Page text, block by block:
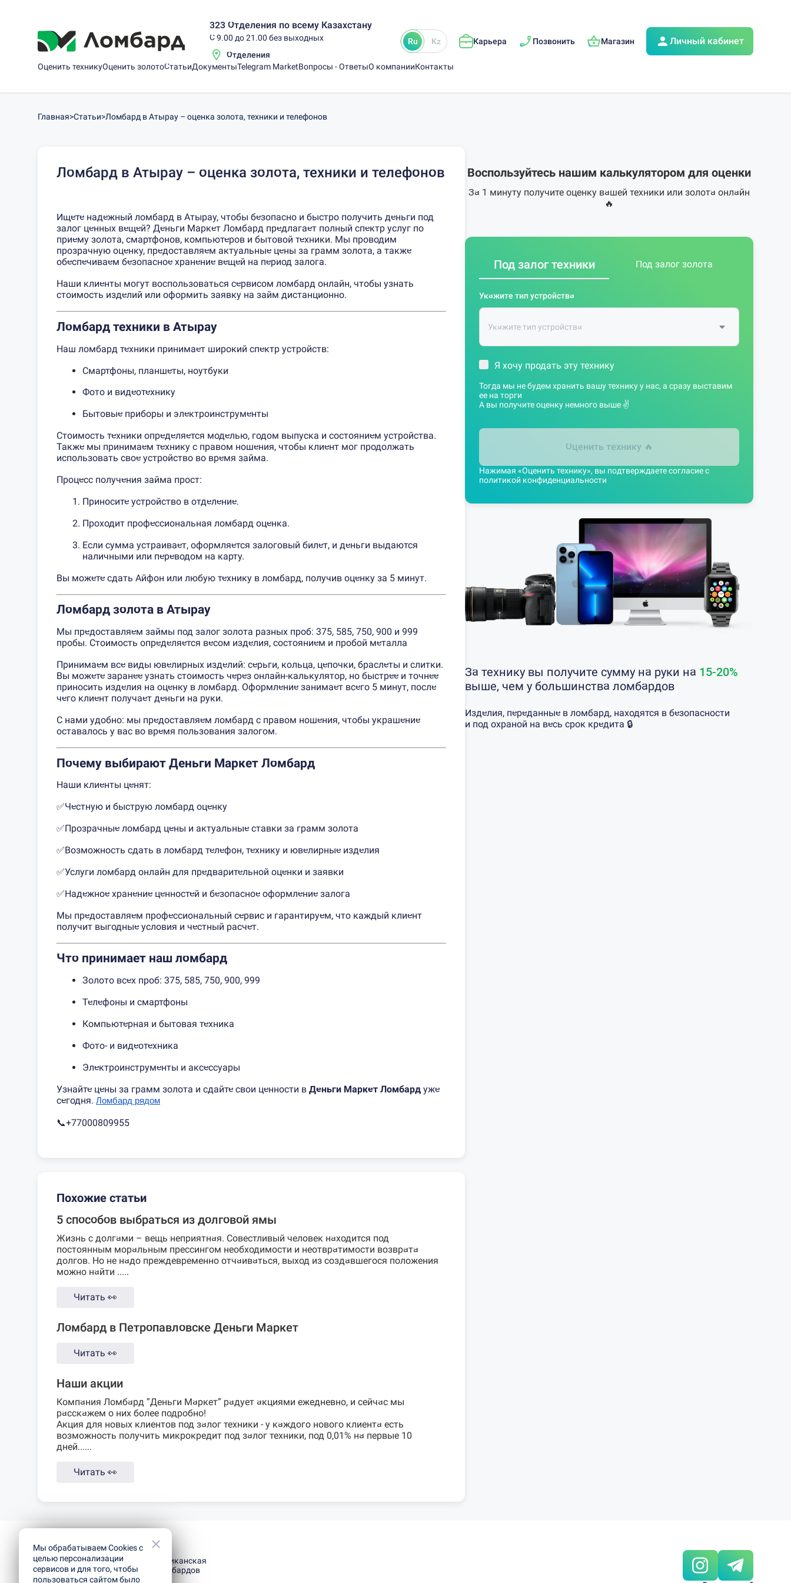
Мы обрабатываем Cookies с
целью персонализации
сервисов и для того, чтобы
пользоваться сайтом было
323 Отделения по всему Казахстану
С 9.00 до 21.00 без выходных
Отделения
Ru Kz Карьера Позвонить Магазин Личный кабинет
Оценить техникуОценить золотоСтатьиДокументыTelegram MarketВопросы - ОтветыО компанииКонтакты
Главная>Статьи>Ломбард в Атырау – оценка золота, техники и телефонов
Ломбард в Атырау – оценка золота, техники и телефонов
Ищете надежный ломбард в Атырау, чтобы безопасно и быстро получить деньги под
залог ценных вещей? Деньги Маркет Ломбард предлагает полный спектр услуг по
приему золота, смартфонов, компьютеров и бытовой техники. Мы проводим
прозрачную оценку, предоставляем актуальные цены за грамм золота, а также
обеспечиваем безопасное хранение вещей на период залога.
Наши клиенты могут воспользоваться сервисом ломбард онлайн, чтобы узнать
стоимость изделий или оформить заявку на займ дистанционно.
Ломбард техники в Атырау
Наш ломбард техники принимает широкий спектр устройств:
Смартфоны, планшеты, ноутбуки
Фото и видеотехнику
Бытовые приборы и электроинструменты
Стоимость техники определяется моделью, годом выпуска и состоянием устройства.
Также мы принимаем технику с правом ношения, чтобы клиент мог продолжать
использовать свое устройство во время займа.
Процесс получения займа прост:
Приносите устройство в отделение.
Проходит профессиональная ломбард оценка.
Если сумма устраивает, оформляется залоговый билет, и деньги выдаются
наличными или переводом на карту.
Вы можете сдать Айфон или любую технику в ломбард, получив оценку за 5 минут.
Ломбард золота в Атырау
Мы предоставляем займы под залог золота разных проб: 375, 585, 750, 900 и 999
пробы. Стоимость определяется весом изделия, состоянием и пробой металла
Принимаем все виды ювелирных изделий: серьги, кольца, цепочки, браслеты и слитки.
Вы можете заранее узнать стоимость через онлайн-калькулятор, но быстрее и точнее
приносить изделия на оценку в ломбард. Оформление занимает всего 5 минут, после
чего клиент получает деньги на руки.
С нами удобно: мы предоставляем ломбард с правом ношения, чтобы украшение
оставалось у вас во время пользования залогом.
Почему выбирают Деньги Маркет Ломбард
Наши клиенты ценят:
✅Честную и быструю ломбард оценку
✅Прозрачные ломбард цены и актуальные ставки за грамм золота
✅Возможность сдать в ломбард телефон, технику и ювелирные изделия
✅Услуги ломбард онлайн для предварительной оценки и заявки
✅Надежное хранение ценностей и безопасное оформление залога
Мы предоставляем профессиональный сервис и гарантируем, что каждый клиент
получит выгодные условия и честный расчет.
Что принимает наш ломбард
Золото всех проб: 375, 585, 750, 900, 999
Телефоны и смартфоны
Компьютерная и бытовая техника
Фото- и видеотехника
Электроинструменты и аксессуары
Узнайте цены за грамм золота и сдайте свои ценности в Деньги Маркет Ломбард уже
сегодня. Ломбард рядом
📞+77000809955
Похожие статьи
5 способов выбраться из долговой ямы
Жизнь с долгами – вещь неприятная. Совестливый человек находится под
постоянным моральным прессингом необходимости и неотвратимости возврата
долгов. Но не надо преждевременно отчаиваться, выход из создавшегося положения
можно найти .....
Читать 👀
Ломбард в Петропавловске Деньги Маркет
Читать 👀
Наши акции
Компания Ломбард ”Деньги Маркет” радует акциями ежедневно, и сейчас мы
расскажем о них более подробно!
Акция для новых клиентов под залог техники - у каждого нового клиента есть
возможность получить микрокредит под залог техники, под 0,01% на первые 10
дней......
Читать 👀
Воспользуйтесь нашим калькулятором для оценки
За 1 минуту получите оценку вашей техники или золота онлайн
🔥
Под залог техники Под залог золота
Укажите тип устройства
Я хочу продать эту технику
Тогда мы не будем хранить вашу технику у нас, а сразу выставим
ее на торги
А вы получите оценку немного выше ✌️
Оценить технику 🔥
Нажимая «Оценить технику», вы подтверждаете согласие с
политикой конфиденциальности
За технику вы получите сумму на руки на 15-20%
выше, чем у большинства ломбардов
Изделия, переданные в ломбард, находятся в безопасности
и под охраной на весь срок кредита 🔒
Республиканская
сеть ломбардов